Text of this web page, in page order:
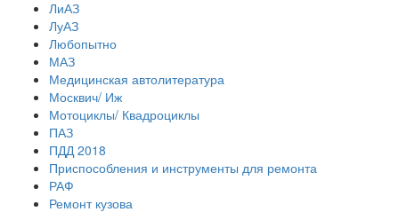
ЛиАЗ
ЛуАЗ
Любопытно
МАЗ
Медицинская автолитература
Москвич/ Иж
Мотоциклы/ Квадроциклы
ПАЗ
ПДД 2018
Приспособления и инструменты для ремонта
РАФ
Ремонт кузова